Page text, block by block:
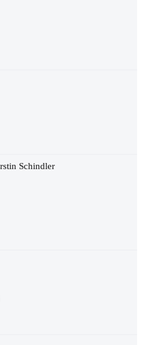
Schindler